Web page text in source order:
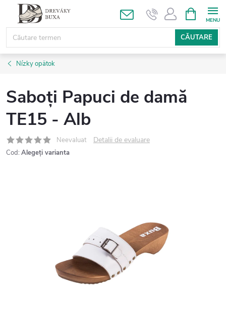
conținut
CĂUTARE
COŞ
DE
Nízky opätok
Saboți Papuci de damă
TE15 - Alb
Neevaluat Detalii de evaluare
Cod: Alegeţi varianta